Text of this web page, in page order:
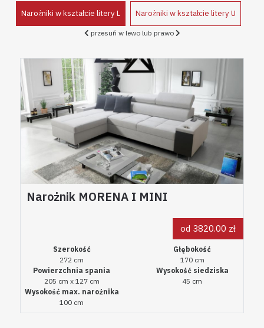
Narożniki w kształcie litery L Narożniki w kształcie litery U
przesuń w lewo lub prawo
Narożnik MORENA I MINI
od 3820.00 zł
Szerokość
272 cm
Głębokość
170 cm
Powierzchnia spania
205 cm x 127 cm
Wysokość siedziska
45 cm
Wysokość max. narożnika
100 cm